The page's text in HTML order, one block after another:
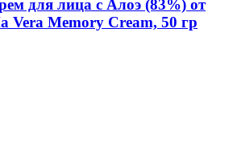
для лица с Алоэ (83%) от
Vera Memory Cream, 50 гр